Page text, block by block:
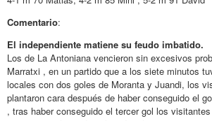
Comentario:
El independiente matiene su feudo imbatido.
Los de La Antoniana vencieron sin excesivos
Marratxi , en un partido que a los siete minutos
locales con dos goles de Moranta y Juandi, los
plantaron cara después de haber conseguido el
, tras haber conseguido el tercer gol los